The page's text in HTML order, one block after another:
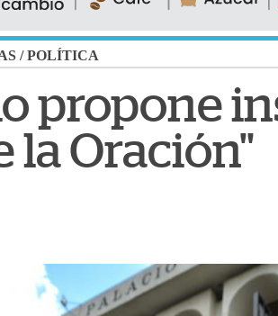
/POLÍTICA
propone
la Oración"